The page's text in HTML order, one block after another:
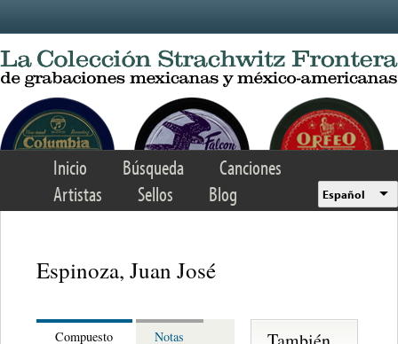
Inicio Búsqueda
Canciones
Artistas
Sellos Blog Español
Espinoza, Juan José
Compuesto Notas